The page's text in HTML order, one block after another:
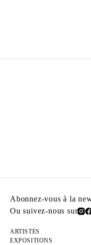
Abonnez-vous à la
Ou suivez-nous sur
ARTISTES
EXPOSITIONS